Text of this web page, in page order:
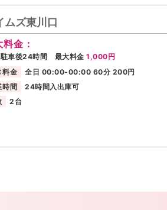
ムズ東川口
金：
車後24時間 最大料金 1,000円
料金
全日 00:00-00:00 60分 200円
時間
24時間入出庫可
2台